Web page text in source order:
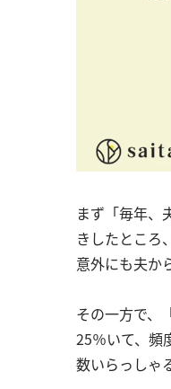
まず「毎年、
きしたところ
意外にも夫か
その一方で、
25％いて、頻
数いらっしゃ